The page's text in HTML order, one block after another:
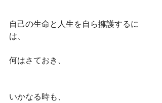
自己の生命と人生を自ら擁護するに
は、
何はさておき、
いかなる時も、